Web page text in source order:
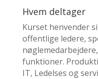
Hvem deltager
Kurset henvender
offentlige ledere,
funktioner.
IT, Ledelses og